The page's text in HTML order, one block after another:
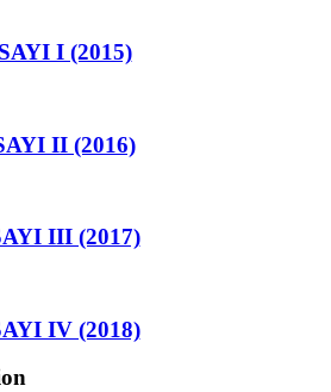
SAYI I (2015)
II (2016)
III (2017)
IV (2018)